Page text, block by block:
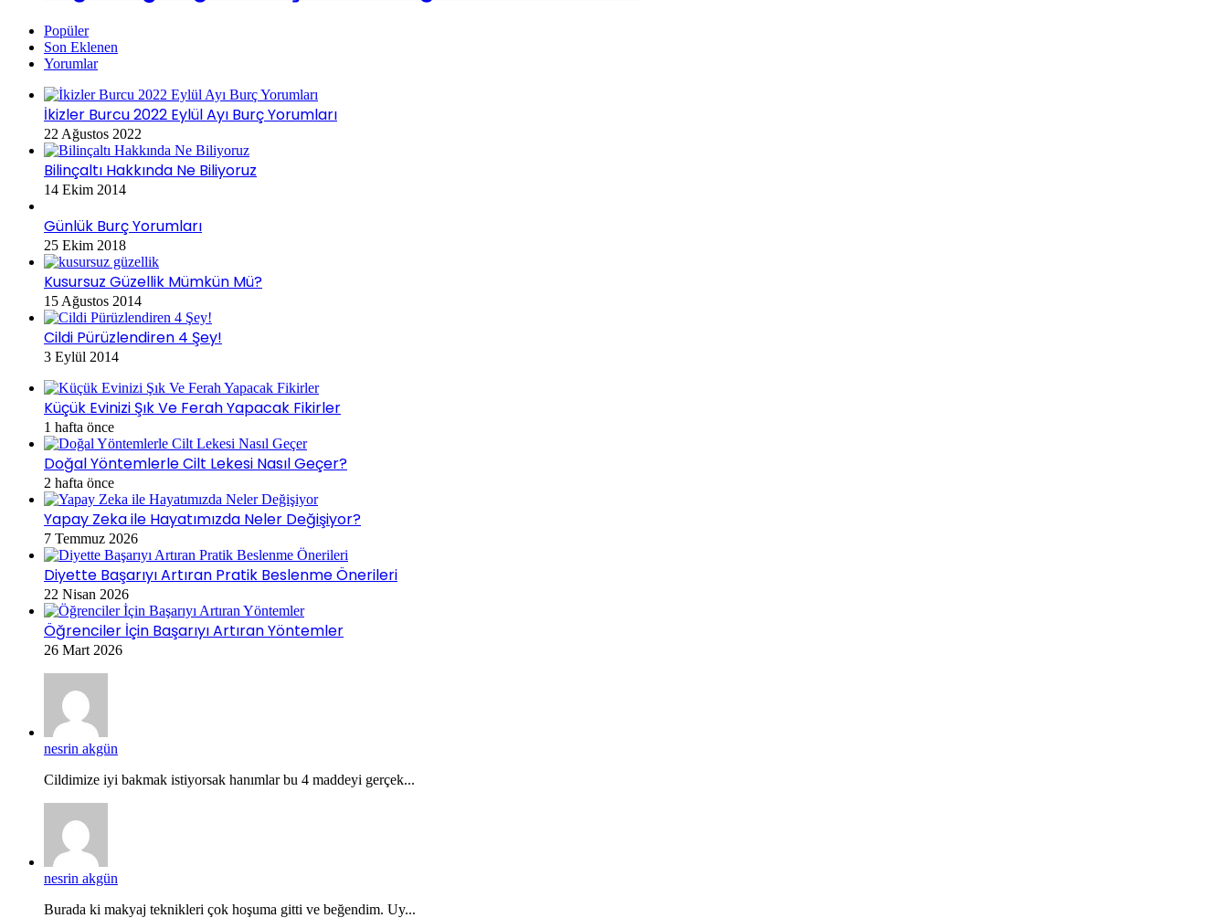
Popüler
Son Eklenen
Yorumlar
İkizler Burcu 2022 Eylül Ayı Burç Yorumları
22 Ağustos 2022
Bilinçaltı Hakkında Ne Biliyoruz
14 Ekim 2014
Günlük Burç Yorumları
25 Ekim 2018
Kusursuz Güzellik Mümkün Mü?
15 Ağustos 2014
Cildi Pürüzlendiren 4 Şey!
3 Eylül 2014
Küçük Evinizi Şık Ve Ferah Yapacak Fikirler
1 hafta önce
Doğal Yöntemlerle Cilt Lekesi Nasıl Geçer?
2 hafta önce
Yapay Zeka ile Hayatımızda Neler Değişiyor?
7 Temmuz 2026
Diyette Başarıyı Artıran Pratik Beslenme Önerileri
22 Nisan 2026
Öğrenciler İçin Başarıyı Artıran Yöntemler
26 Mart 2026
nesrin akgün
Cildimize iyi bakmak istiyorsak hanımlar bu 4 maddeyi gerçek...
nesrin akgün
Burada ki makyaj teknikleri çok hoşuma gitti ve beğendim. Uy...